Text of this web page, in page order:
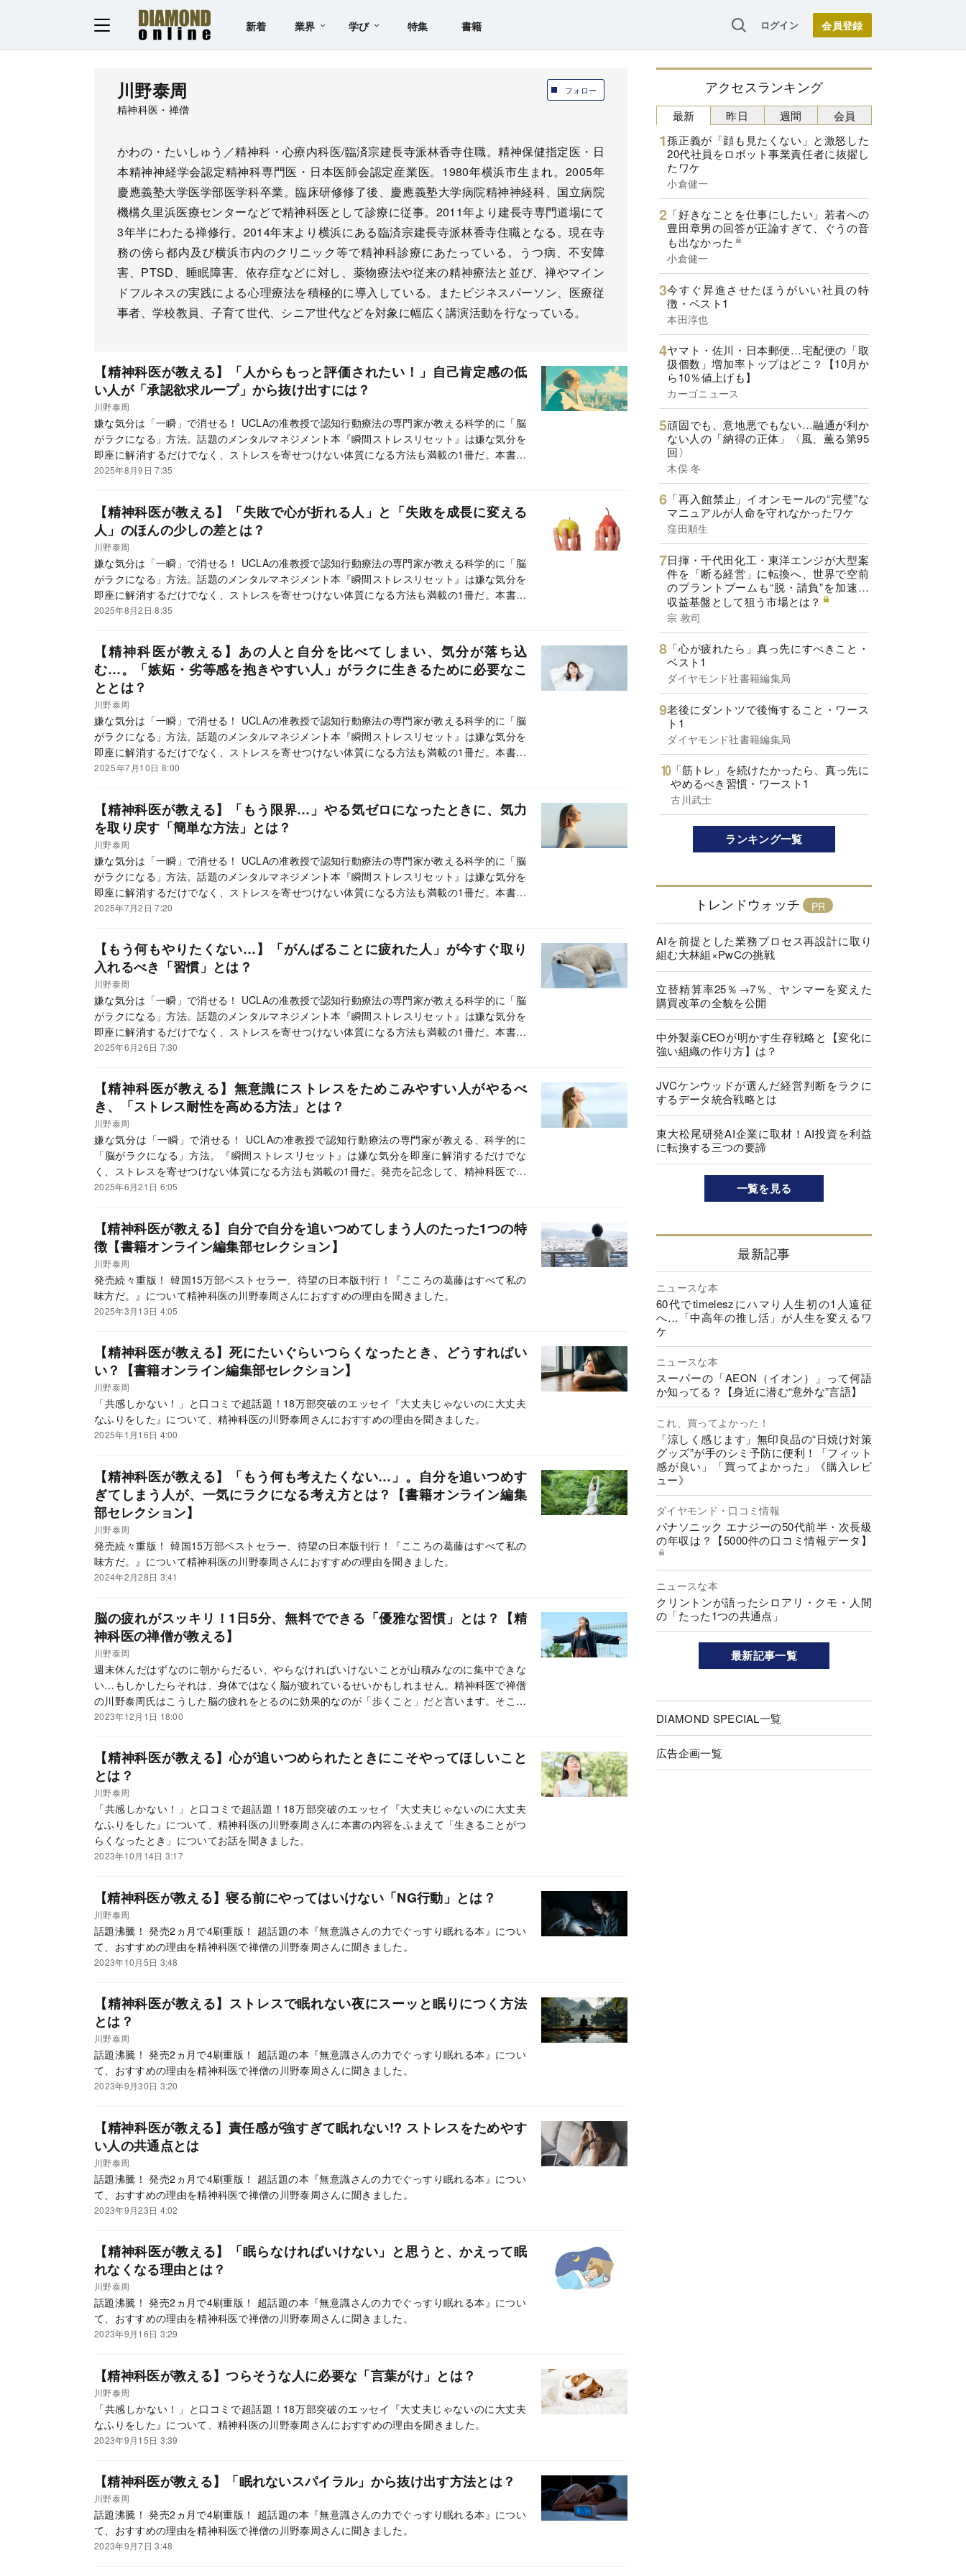
新着 業界 学び 特集 書籍 ログイン
フォロー
川野泰周
精神科医・禅僧
かわの・たいしゅう／精神科・心療内科医/臨済宗建長寺派林香寺住職。精神保健指定医・日
本精神神経学会認定精神科専門医・日本医師会認定産業医。1980年横浜市生まれ。2005年
慶應義塾大学医学部医学科卒業。臨床研修修了後、慶應義塾大学病院精神神経科、国立病院
機構久里浜医療センターなどで精神科医として診療に従事。2011年より建長寺専門道場にて
3年半にわたる禅修行。2014年末より横浜にある臨済宗建長寺派林香寺住職となる。現在寺
務の傍ら都内及び横浜市内のクリニック等で精神科診療にあたっている。うつ病、不安障
害、PTSD、睡眠障害、依存症などに対し、薬物療法や従来の精神療法と並び、禅やマイン
ドフルネスの実践による心理療法を積極的に導入している。またビジネスパーソン、医療従
事者、学校教員、子育て世代、シニア世代などを対象に幅広く講演活動を行なっている。
【精神科医が教える】「人からもっと評価されたい！」自己肯定感の低
い人が「承認欲求ループ」から抜け出すには？
川野泰周
嫌な気分は「一瞬」で消せる！ UCLAの准教授で認知行動療法の専門家が教える科学的に「脳
がラクになる」方法。話題のメンタルマネジメント本『瞬間ストレスリセット』は嫌な気分を
即座に解消するだけでなく、ストレスを寄せつけない体質になる方法も満載の1冊だ。本書の
発売を記念して、精神科医で禅僧の川野泰周氏に本書の魅力を聞いた。
2025年8月9日 7:35
【精神科医が教える】「失敗で心が折れる人」と「失敗を成長に変える
人」のほんの少しの差とは？
川野泰周
嫌な気分は「一瞬」で消せる！ UCLAの准教授で認知行動療法の専門家が教える科学的に「脳
がラクになる」方法。話題のメンタルマネジメント本『瞬間ストレスリセット』は嫌な気分を
即座に解消するだけでなく、ストレスを寄せつけない体質になる方法も満載の1冊だ。本書の
発売を記念して、精神科医で禅僧の川野泰周氏に本書の魅力を聞いた。
2025年8月2日 8:35
【精神科医が教える】あの人と自分を比べてしまい、気分が落ち込
む…。「嫉妬・劣等感を抱きやすい人」がラクに生きるために必要なこ
ととは？
川野泰周
嫌な気分は「一瞬」で消せる！ UCLAの准教授で認知行動療法の専門家が教える科学的に「脳
がラクになる」方法。話題のメンタルマネジメント本『瞬間ストレスリセット』は嫌な気分を
即座に解消するだけでなく、ストレスを寄せつけない体質になる方法も満載の1冊だ。本書の
発売を記念して、精神科医で禅僧の川野泰周氏に本書の魅力を聞いた。
2025年7月10日 8:00
【精神科医が教える】「もう限界…」やる気ゼロになったときに、気力
を取り戻す「簡単な方法」とは？
川野泰周
嫌な気分は「一瞬」で消せる！ UCLAの准教授で認知行動療法の専門家が教える科学的に「脳
がラクになる」方法。話題のメンタルマネジメント本『瞬間ストレスリセット』は嫌な気分を
即座に解消するだけでなく、ストレスを寄せつけない体質になる方法も満載の1冊だ。本書の
発売を記念して、精神科医で禅僧の川野泰周氏に本書の魅力を聞いた。
2025年7月2日 7:20
【もう何もやりたくない…】「がんばることに疲れた人」が今すぐ取り
入れるべき「習慣」とは？
川野泰周
嫌な気分は「一瞬」で消せる！ UCLAの准教授で認知行動療法の専門家が教える科学的に「脳
がラクになる」方法。話題のメンタルマネジメント本『瞬間ストレスリセット』は嫌な気分を
即座に解消するだけでなく、ストレスを寄せつけない体質になる方法も満載の1冊だ。本書の
発売を記念して、精神科医で禅僧の川野泰周氏に本書の魅力を聞いた。
2025年6月26日 7:30
【精神科医が教える】無意識にストレスをためこみやすい人がやるべ
き、「ストレス耐性を高める方法」とは？
川野泰周
嫌な気分は「一瞬」で消せる！ UCLAの准教授で認知行動療法の専門家が教える、科学的に
「脳がラクになる」方法。『瞬間ストレスリセット』は嫌な気分を即座に解消するだけでな
く、ストレスを寄せつけない体質になる方法も満載の1冊だ。発売を記念して、精神科医で禅
僧の川野泰周氏に本書の魅力を聞いた。
2025年6月21日 6:05
【精神科医が教える】自分で自分を追いつめてしまう人のたった1つの特
徴【書籍オンライン編集部セレクション】
川野泰周
発売続々重版！ 韓国15万部ベストセラー、待望の日本版刊行！『こころの葛藤はすべて私の
味方だ。』について精神科医の川野泰周さんにおすすめの理由を聞きました。
2025年3月13日 4:05
【精神科医が教える】死にたいぐらいつらくなったとき、どうすればい
い？【書籍オンライン編集部セレクション】
川野泰周
「共感しかない！」と口コミで超話題！18万部突破のエッセイ『大丈夫じゃないのに大丈夫
なふりをした』について、精神科医の川野泰周さんにおすすめの理由を聞きました。
2025年1月16日 4:00
【精神科医が教える】「もう何も考えたくない…」。自分を追いつめす
ぎてしまう人が、一気にラクになる考え方とは？【書籍オンライン編集
部セレクション】
川野泰周
発売続々重版！ 韓国15万部ベストセラー、待望の日本版刊行！『こころの葛藤はすべて私の
味方だ。』について精神科医の川野泰周さんにおすすめの理由を聞きました。
2024年2月28日 3:41
脳の疲れがスッキリ！1日5分、無料でできる「優雅な習慣」とは？【精
神科医の禅僧が教える】
川野泰周
週末休んだはずなのに朝からだるい、やらなければいけないことが山積みなのに集中できな
い…もしかしたらそれは、身体ではなく脳が疲れているせいかもしれません。精神科医で禅僧
の川野泰周氏はこうした脳の疲れをとるのに効果的なのが「歩くこと」だと言います。そこで
今回は川野氏の著書『歩けば、調う』（青春出版社刊）から禅の教えと最新脳科学から生まれ
2023年12月1日 18:00
【精神科医が教える】心が追いつめられたときにこそやってほしいこと
とは？
川野泰周
「共感しかない！」と口コミで超話題！18万部突破のエッセイ『大丈夫じゃないのに大丈夫
なふりをした』について、精神科医の川野泰周さんに本書の内容をふまえて「生きることがつ
らくなったとき」についてお話を聞きました。
2023年10月14日 3:17
【精神科医が教える】寝る前にやってはいけない「NG行動」とは？
川野泰周
話題沸騰！ 発売2ヵ月で4刷重版！ 超話題の本『無意識さんの力でぐっすり眠れる本』につい
て、おすすめの理由を精神科医で禅僧の川野泰周さんに聞きました。
2023年10月5日 3:48
【精神科医が教える】ストレスで眠れない夜にスーッと眠りにつく方法
とは？
川野泰周
話題沸騰！ 発売2ヵ月で4刷重版！ 超話題の本『無意識さんの力でぐっすり眠れる本』につい
て、おすすめの理由を精神科医で禅僧の川野泰周さんに聞きました。
2023年9月30日 3:20
【精神科医が教える】責任感が強すぎて眠れない!? ストレスをためやす
い人の共通点とは
川野泰周
話題沸騰！ 発売2ヵ月で4刷重版！ 超話題の本『無意識さんの力でぐっすり眠れる本』につい
て、おすすめの理由を精神科医で禅僧の川野泰周さんに聞きました。
2023年9月23日 4:02
【精神科医が教える】「眠らなければいけない」と思うと、かえって眠
れなくなる理由とは？
川野泰周
話題沸騰！ 発売2ヵ月で4刷重版！ 超話題の本『無意識さんの力でぐっすり眠れる本』につい
て、おすすめの理由を精神科医で禅僧の川野泰周さんに聞きました。
2023年9月16日 3:29
【精神科医が教える】つらそうな人に必要な「言葉がけ」とは？
川野泰周
「共感しかない！」と口コミで超話題！18万部突破のエッセイ『大丈夫じゃないのに大丈夫
なふりをした』について、精神科医の川野泰周さんにおすすめの理由を聞きました。
2023年9月15日 3:39
【精神科医が教える】「眠れないスパイラル」から抜け出す方法とは？
川野泰周
話題沸騰！ 発売2ヵ月で4刷重版！ 超話題の本『無意識さんの力でぐっすり眠れる本』につい
て、おすすめの理由を精神科医で禅僧の川野泰周さんに聞きました。
2023年9月7日 3:48
アクセスランキング
最新
孫正義が「顔も見たくない」と激怒した
20代社員をロボット事業責任者に抜擢し
たワケ
小倉健一
「好きなことを仕事にしたい」若者への
豊田章男の回答が正論すぎて、ぐうの音
も出なかった
小倉健一
今すぐ昇進させたほうがいい社員の特
徴・ベスト1
本田淳也
ヤマト・佐川・日本郵便…宅配便の「取
扱個数」増加率トップはどこ？【10月か
ら10％値上げも】
カーゴニュース
頑固でも、意地悪でもない…融通が利か
ない人の「納得の正体」〈風、薫る第95
回〉
木俣 冬
「再入館禁止」イオンモールの“完璧”な
マニュアルが人命を守れなかったワケ
窪田順生
日揮・千代田化工・東洋エンジが大型案
件を「断る経営」に転換へ、世界で空前
のプラントブームも“脱・請負”を加速…
収益基盤として狙う市場とは？
宗 敦司
「心が疲れたら」真っ先にすべきこと・
ベスト1
ダイヤモンド社書籍編集局
老後にダントツで後悔すること・ワース
ト1
ダイヤモンド社書籍編集局
「筋トレ」を続けたかったら、真っ先に
やめるべき習慣・ワースト1
古川武士
昨日 週間 会員
ランキング一覧
トレンドウォッチ
AIを前提とした業務プロセス再設計に取り
組む大林組×PwCの挑戦
立替精算率25％→7％、ヤンマーを変えた
購買改革の全貌を公開
中外製薬CEOが明かす生存戦略と【変化に
強い組織の作り方】は？
JVCケンウッドが選んだ経営判断をラクに
するデータ統合戦略とは
東大松尾研発AI企業に取材！AI投資を利益
に転換する三つの要諦
一覧を見る
最新記事
ニュースな本
60代でtimeleszにハマり人生初の1人遠征
へ…「中高年の推し活」が人生を変えるワ
ケ
ニュースな本
スーパーの「AEON（イオン）」って何語
か知ってる？【身近に潜む“意外な”言語】
これ、買ってよかった！
「涼しく感じます」無印良品の“日焼け対策
グッズ”が手のシミ予防に便利！「フィット
感が良い」「買ってよかった」《購入レビ
ュー》
ダイヤモンド・口コミ情報
パナソニック エナジーの50代前半・次長級
の年収は？【5000件の口コミ情報データ】
ニュースな本
クリントンが語ったシロアリ・クモ・人間
の「たった1つの共通点」
最新記事一覧
DIAMOND SPECIAL一覧
広告企画一覧